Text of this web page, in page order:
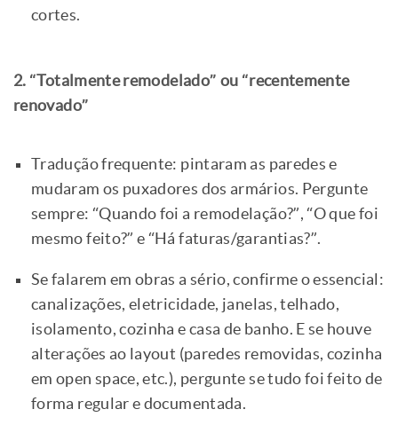
cortes.
2. “Totalmente remodelado” ou “recentemente
renovado”
Tradução frequente: pintaram as paredes e
mudaram os puxadores dos armários. Pergunte
sempre: “Quando foi a remodelação?”, “O que foi
mesmo feito?” e “Há faturas/garantias?”.
Se falarem em obras a sério, confirme o essencial:
canalizações, eletricidade, janelas, telhado,
isolamento, cozinha e casa de banho. E se houve
alterações ao layout (paredes removidas, cozinha
em open space, etc.), pergunte se tudo foi feito de
forma regular e documentada.